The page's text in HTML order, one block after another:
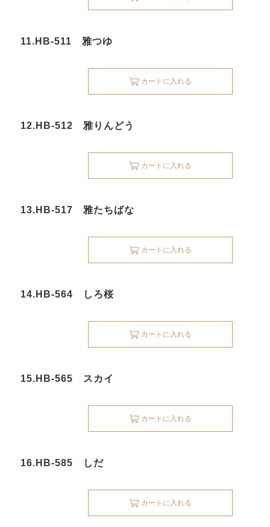
11.HB-511 雅つゆ
カートに入れる
12.HB-512 雅りんどう
カートに入れる
13.HB-517 雅たちばな
カートに入れる
14.HB-564 しろ桜
カートに入れる
15.HB-565 スカイ
カートに入れる
16.HB-585 しだ
カートに入れる